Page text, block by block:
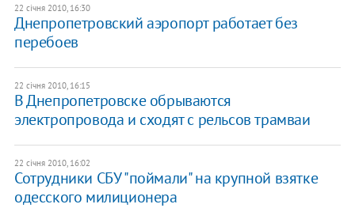
22 січня 2010, 16:30
Днепропетровский аэропорт работает без
перебоев
22 січня 2010, 16:15
В Днепропетровске обрываются
электропровода и сходят с рельсов трамваи
22 січня 2010, 16:02
Сотрудники СБУ "поймали" на крупной взятке
одесского милиционера